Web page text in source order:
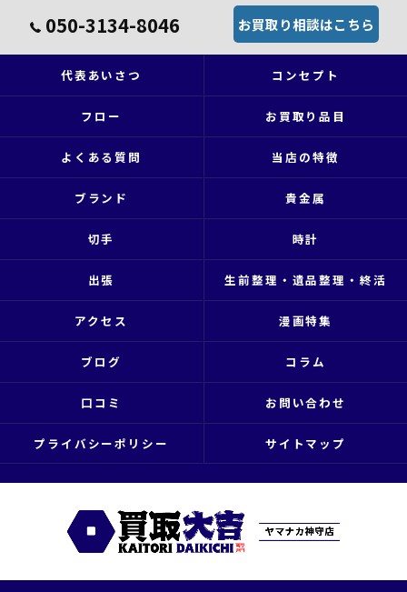
050-3134-8046 お買取り相談はこちら
代表あいさつ コンセプト
フロー お買取り品目
よくある質問 当店の特徴
ブランド 貴金属
切手 時計
出張 生前整理・遺品整理・終活
アクセス 漫画特集
ブログ コラム
口コミ お問い合わせ
プライバシーポリシー サイトマップ